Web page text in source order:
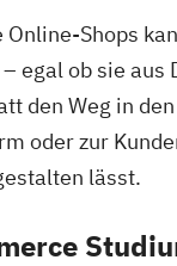
Online-Shops
egal ob sie
den Weg in
oder zur
lässt.